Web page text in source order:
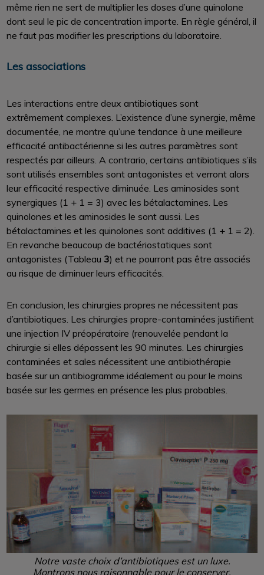
même rien ne sert de multiplier les doses d’une quinolone
dont seul le pic de concentration importe. En règle général, il
ne faut pas modifier les prescriptions du laboratoire.
Les associations
Les interactions entre deux antibiotiques sont
extrêmement complexes. L’existence d’une synergie, même
documentée, ne montre qu’une tendance à une meilleure
efficacité antibactérienne si les autres paramètres sont
respectés par ailleurs. A contrario, certains antibiotiques s’ils
sont utilisés ensembles sont antagonistes et verront alors
leur efficacité respective diminuée. Les aminosides sont
synergiques (1 + 1 = 3) avec les bétalactamines. Les
quinolones et les aminosides le sont aussi. Les
bétalactamines et les quinolones sont additives (1 + 1 = 2).
En revanche beaucoup de bactériostatiques sont
antagonistes (Tableau 3) et ne pourront pas être associés
au risque de diminuer leurs efficacités.
En conclusion, les chirurgies propres ne nécessitent pas
d’antibiotiques. Les chirurgies propre-contaminées justifient
une injection IV préopératoire (renouvelée pendant la
chirurgie si elles dépassent les 90 minutes. Les chirurgies
contaminées et sales nécessitent une antibiothérapie
basée sur un antibiogramme idéalement ou pour le moins
basée sur les germes en présence les plus probables.
Notre vaste choix d’antibiotiques est un luxe.
Montrons nous raisonnable pour le conserver.